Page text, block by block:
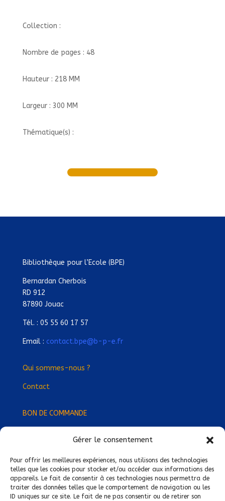
Gérer le consentement
Pour offrir les meilleures expériences, nous utilisons des technologies
telles que les cookies pour stocker et/ou accéder aux informations des
appareils. Le fait de consentir à ces technologies nous permettra de
traiter des données telles que le comportement de navigation ou les
ID uniques sur ce site. Le fait de ne pas consentir ou de retirer son
Collection :
Nombre de pages : 48
Hauteur : 218 MM
Largeur : 300 MM
Thématique(s) :
Bibliothèque pour l’Ecole (BPE)
Bernardan Cherbois
RD 912
87890 Jouac
Tél. : 05 55 60 17 57
Email : contact.bpe@b-p-e.fr
Qui sommes-nous ?
Contact
BON DE COMMANDE
Devenez Délégué·e Régional·e !
Trouvez-nous près de chez vous !
Mentions légales